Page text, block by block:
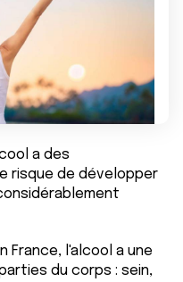
a des
risque de développer
France, l'alcool a une
du corps : sein,